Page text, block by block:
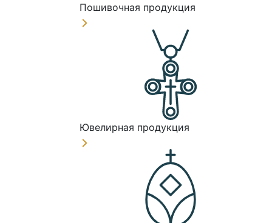
Пошивочная продукция
Ювелирная продукция